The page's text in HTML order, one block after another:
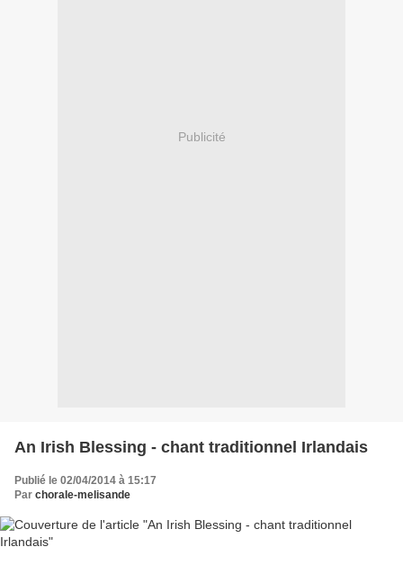
Publicité
An Irish Blessing - chant traditionnel Irlandais
Publié le 02/04/2014 à 15:17
Par chorale-melisande